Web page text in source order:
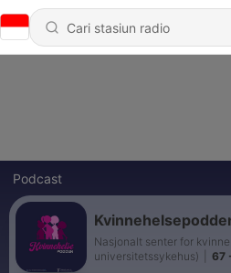
Podcast
Nasjonalt senter for
universitetssykehus)
67